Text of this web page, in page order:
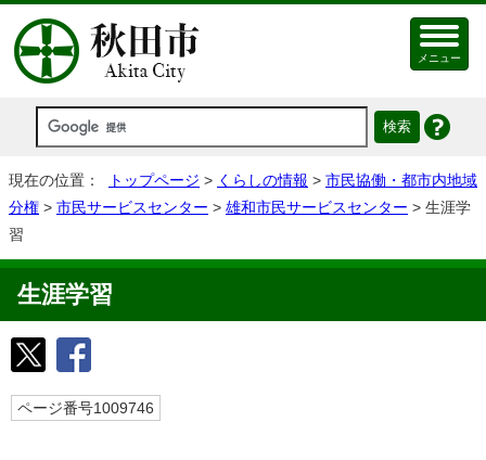
メニュー
現在の位置： トップページ > くらしの情報 > 市民協働・都市内地域
分権 > 市民サービスセンター > 雄和市民サービスセンター > 生涯学
習
生涯学習
ページ番号1009746